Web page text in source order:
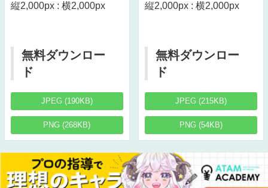
縦2,000px : 横2,000px
無料ダウンロー
ド
JPEG (190KB)
PNG (268KB)
縦2,000px : 横2,000px
無料ダウンロー
ド
JPEG (215KB)
PNG (54KB)